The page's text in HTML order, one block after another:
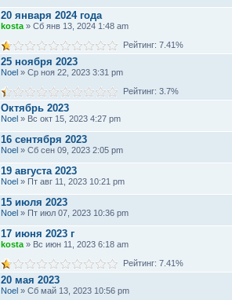
20 января 2024 года
kosta » Сб янв 13, 2024 1:48 am
Рейтинг: 7.41%
25 ноября 2023
Noel » Ср ноя 22, 2023 3:31 pm
Рейтинг: 3.7%
Октябрь 2023
Noel » Вс окт 15, 2023 4:27 pm
16 сентября 2023
Noel » Сб сен 09, 2023 2:05 pm
19 августа 2023
Noel » Пт авг 11, 2023 10:21 pm
15 июля 2023
Noel » Пт июл 07, 2023 10:36 pm
17 июня 2023 г
kosta » Вс июн 11, 2023 6:18 am
Рейтинг: 7.41%
20 мая 2023
Noel » Сб май 13, 2023 10:56 pm